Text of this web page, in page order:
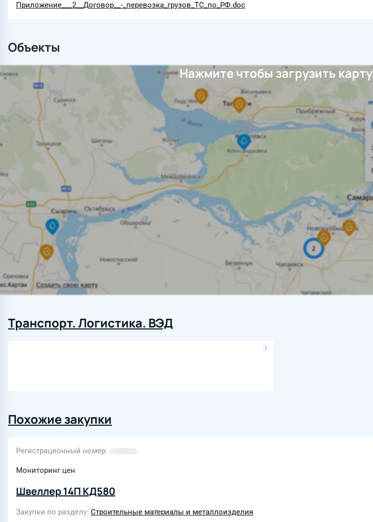
Приложение___2__Договор__-_перевозка_грузов_ТС_по_РФ.doc
Объекты
Нажмите чтобы загрузить карту
Транспорт. Логистика. ВЭД
Похожие закупки
Регистрационный номер
Мониторинг цен
Швеллер 14П КД580
Закупки по разделу Строительные материалы и металлоизделия